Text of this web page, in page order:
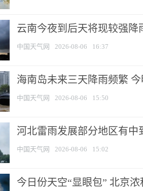
云南今夜到后天将现较强降
中国天气网 2026-08-06 16:37
海南岛未来三天降雨频繁
中国天气网 2026-08-06 15:50
河北雷雨发展部分地区有中
中国天气网 2026-08-06 15:02
今日份天空“显眼包” 北京